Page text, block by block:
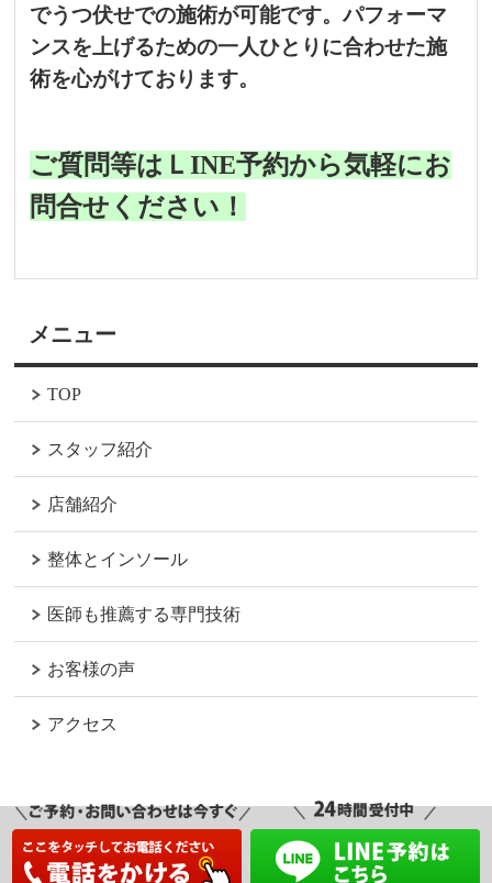
でうつ伏せでの施術が可能です。パフォーマ
ンスを上げるための一人ひとりに合わせた施
術を心がけております。
ご質問等はＬINE予約から気軽にお
問合せください！
メニュー
TOP
スタッフ紹介
店舗紹介
整体とインソール
医師も推薦する専門技術
お客様の声
アクセス